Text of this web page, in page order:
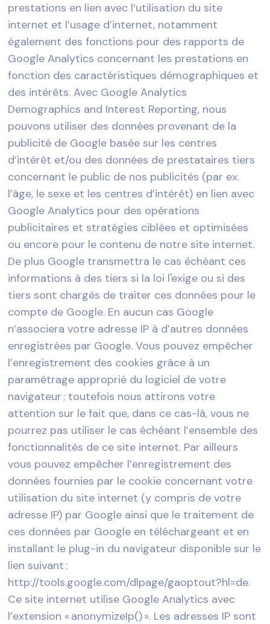
prestations en lien avec l’utilisation du site
internet et l’usage d’internet, notamment
également des fonctions pour des rapports de
Google Analytics concernant les prestations en
fonction des caractéristiques démographiques et
des intérêts. Avec Google Analytics
Demographics and Interest Reporting, nous
pouvons utiliser des données provenant de la
publicité de Google basée sur les centres
d’intérêt et/ou des données de prestataires tiers
concernant le public de nos publicités (par ex.
l’âge, le sexe et les centres d’intérêt) en lien avec
Google Analytics pour des opérations
publicitaires et stratégies ciblées et optimisées
ou encore pour le contenu de notre site internet.
De plus Google transmettra le cas échéant ces
informations à des tiers si la loi l'exige ou si des
tiers sont chargés de traiter ces données pour le
compte de Google. En aucun cas Google
n’associera votre adresse IP à d’autres données
enregistrées par Google. Vous pouvez empêcher
l’enregistrement des cookies grâce à un
paramétrage approprié du logiciel de votre
navigateur ; toutefois nous attirons votre
attention sur le fait que, dans ce cas-là, vous ne
pourrez pas utiliser le cas échéant l’ensemble des
fonctionnalités de ce site internet. Par ailleurs
vous pouvez empêcher l’enregistrement des
données fournies par le cookie concernant votre
utilisation du site internet (y compris de votre
adresse IP) par Google ainsi que le traitement de
ces données par Google en téléchargeant et en
installant le plug-in du navigateur disponible sur le
lien suivant :
http://tools.google.com/dlpage/gaoptout?hl=de.
Ce site internet utilise Google Analytics avec
l’extension « anonymizeIp() ». Les adresses IP sont